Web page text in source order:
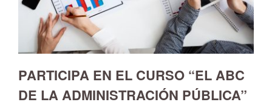
PARTICIPA EN EL CURSO “EL ABC
DE LA ADMINISTRACIÓN PÚBLICA”